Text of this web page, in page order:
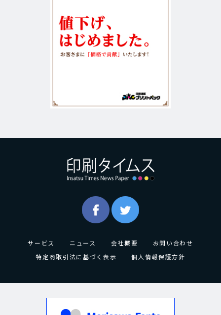
サービス ニュース 会社概要
お問い合わせ
特定商取引法に基づく表示
個人情報保護方針